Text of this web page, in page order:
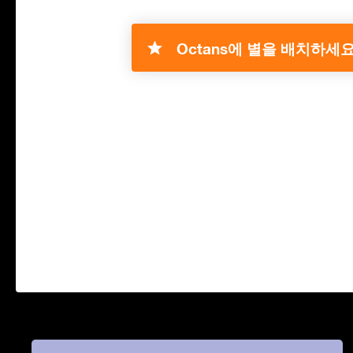
Octans에 별을 배치하세